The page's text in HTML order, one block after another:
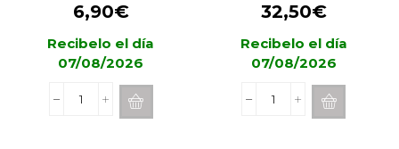
6,90€
Recibelo el día
07/08/2026
Ceras
Perfumadas
32,50€
Recibelo el día
07/08/2026
Pack
Mathilde